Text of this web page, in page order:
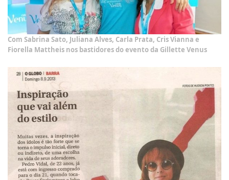
Com Sabrina Sato, Juliana Alves, Carla Prata, Cris Vianna e
Fiorella Mattheis nos bastidores do evento da Gillette Venus